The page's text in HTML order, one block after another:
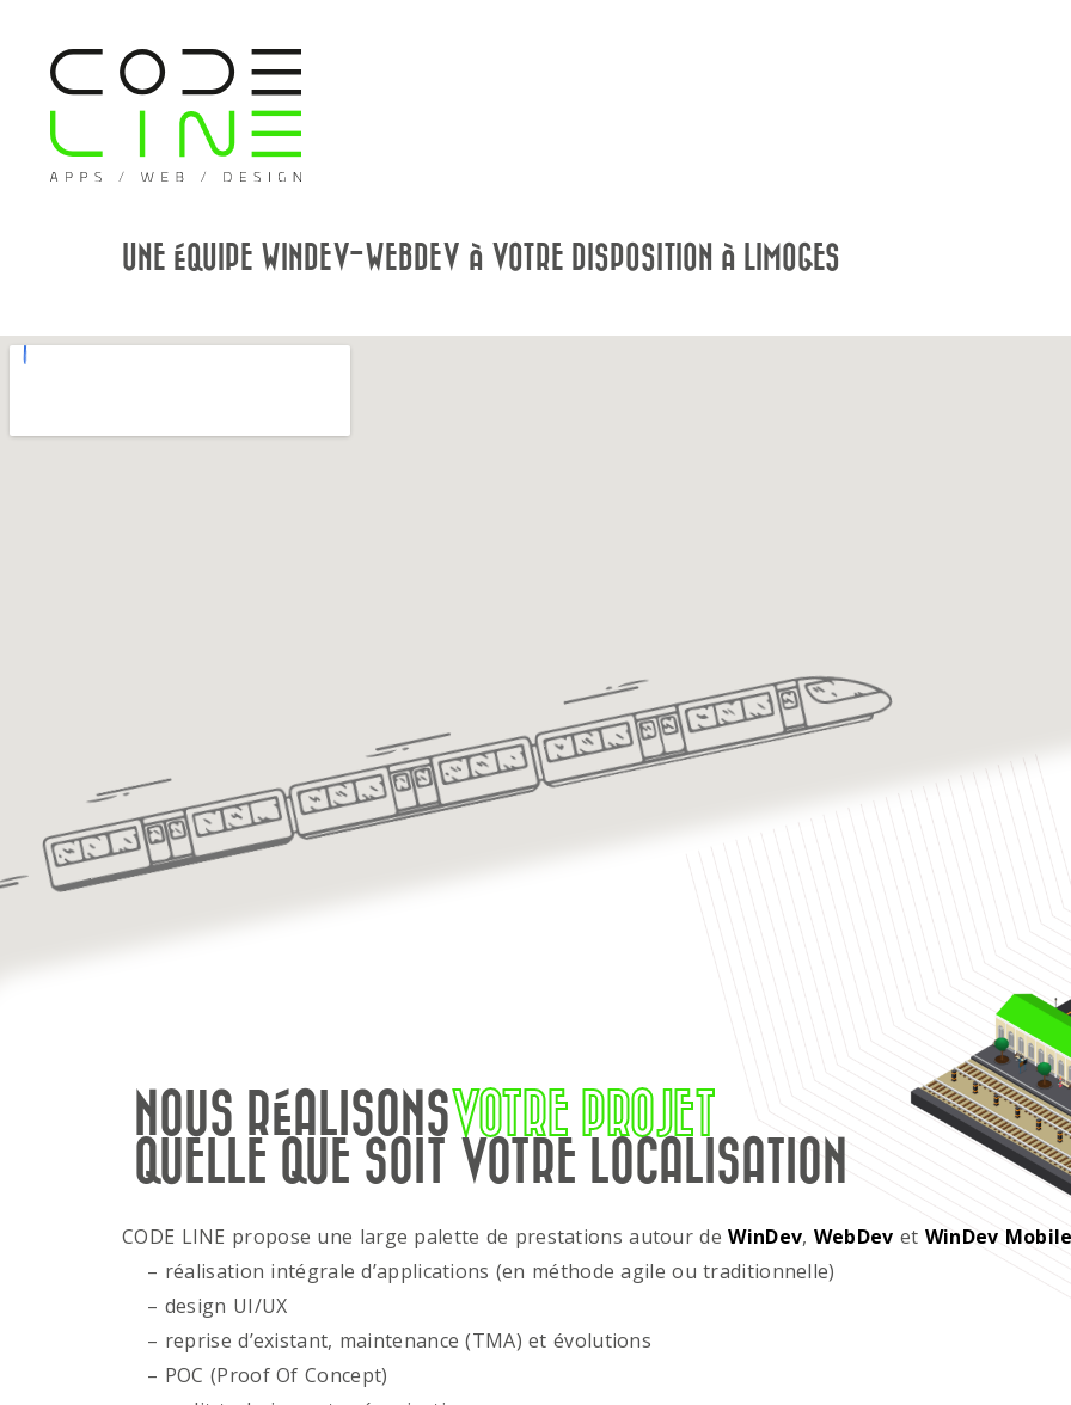
UNE ÉQUIPE WINDEV-WEBDEV À VOTRE DISPOSITION À LIMOGES
NOUS RÉALISONSVOTRE PROJET
QUELLE QUE SOIT VOTRE LOCALISATION
CODE LINE propose une large palette de prestations autour deWinDev, WebDev et WinDev
– réalisation intégrale d’applications (en méthode agile ou traditionnelle)
– design UI/UX
– reprise d’existant, maintenance (TMA) et évolutions
– POC (Proof Of Concept)